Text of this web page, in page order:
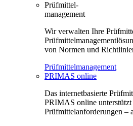
Prüfmittel-
management
Wir verwalten Ihre
von Normen und
Prüfmittelmanagement
PRIMAS online
Das internetbasierte
PRIMAS online
Prüfmittelanforderungen –